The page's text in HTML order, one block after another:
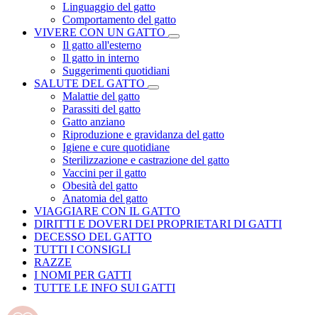
Linguaggio del gatto
Comportamento del gatto
VIVERE CON UN GATTO
Il gatto all'esterno
Il gatto in interno
Suggerimenti quotidiani
SALUTE DEL GATTO
Malattie del gatto
Parassiti del gatto
Gatto anziano
Riproduzione e gravidanza del gatto
Igiene e cure quotidiane
Sterilizzazione e castrazione del gatto
Vaccini per il gatto
Obesità del gatto
Anatomia del gatto
VIAGGIARE CON IL GATTO
DIRITTI E DOVERI DEI PROPRIETARI DI GATTI
DECESSO DEL GATTO
TUTTI I CONSIGLI
RAZZE
I NOMI PER GATTI
TUTTE LE INFO SUI GATTI